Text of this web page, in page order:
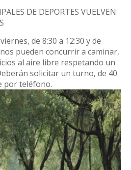
DE DEPORTES VUELVEN
de 8:30 a 12:30 y de
pueden concurrir a caminar,
al aire libre respetando un
solicitar un turno, de 40
por teléfono.